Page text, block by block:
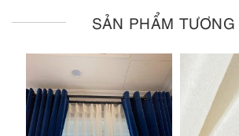
SẢN PHẨM